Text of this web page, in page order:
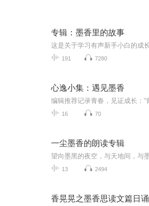
专辑：墨香里的故事
191 7280
心逸小集：遇见墨香
16 70
一尘墨香的朗读专辑
13 2494
香晃晃之墨香思读文篇日诵